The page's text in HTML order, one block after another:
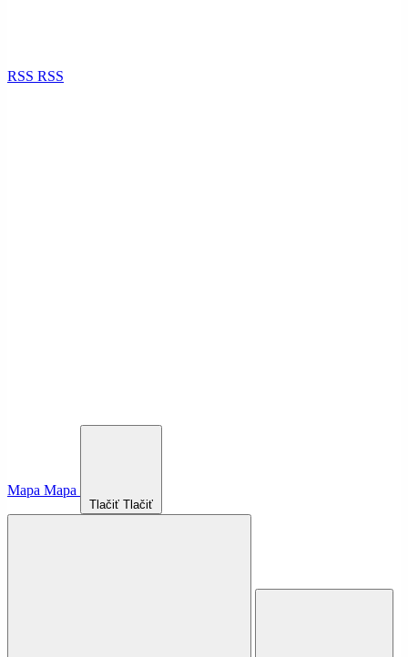
RSS RSS
Mapa Mapa
Tlačiť Tlačiť